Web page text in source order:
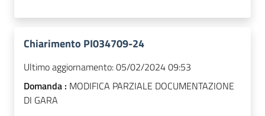
Chiarimento PI034709-24
Ultimo aggiornamento:05/02/2024 09:53
Domanda : MODIFICA PARZIALE DOCUMENTAZIONE
DI GARA